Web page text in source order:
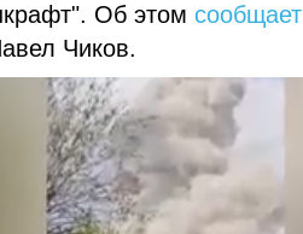
Об этомсообщает
Чиков.